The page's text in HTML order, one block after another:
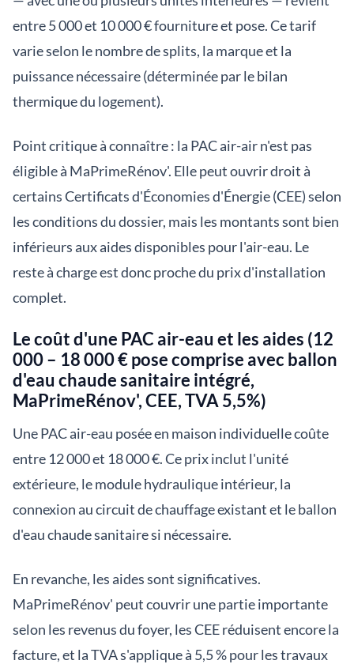
entre 5 000 et 10 000 € fourniture et pose. Ce tarif
varie selon le nombre de splits, la marque et la
puissance nécessaire (déterminée par le bilan
thermique du logement).
Point critique à connaître : la PAC air-air n'est pas
éligible à MaPrimeRénov'. Elle peut ouvrir droit à
certains Certificats d'Économies d'Énergie (CEE) selon
les conditions du dossier, mais les montants sont bien
inférieurs aux aides disponibles pour l'air-eau. Le
reste à charge est donc proche du prix d'installation
complet.
Le coût d'une PAC air-eau et les aides (12
000 – 18 000 € pose comprise avec ballon
d'eau chaude sanitaire intégré,
MaPrimeRénov', CEE, TVA 5,5%)
Une PAC air-eau posée en maison individuelle coûte
entre 12 000 et 18 000 €. Ce prix inclut l'unité
extérieure, le module hydraulique intérieur, la
connexion au circuit de chauffage existant et le ballon
d'eau chaude sanitaire si nécessaire.
En revanche, les aides sont significatives.
MaPrimeRénov' peut couvrir une partie importante
selon les revenus du foyer, les CEE réduisent encore la
facture, et la TVA s'applique à 5,5 % pour les travaux